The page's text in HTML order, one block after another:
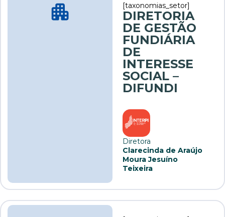
[taxonomias_setor]
DIRETORIA
DE GESTÃO
FUNDIÁRIA
DE
INTERESSE
SOCIAL –
DIFUNDI
Diretora
Clarecinda de Araújo
Moura Jesuíno
Teixeira